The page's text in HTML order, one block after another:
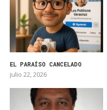
EL PARAÍSO CANCELADO
julio 22, 2026